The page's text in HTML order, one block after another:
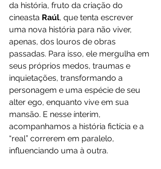
da história, fruto da criação do
cineasta Raúl, que tenta escrever
uma nova história para não viver,
apenas, dos louros de obras
passadas. Para isso, ele mergulha em
seus próprios medos, traumas e
inquietações, transformando a
personagem e uma espécie de seu
alter ego, enquanto vive em sua
mansão. E nesse ínterim,
acompanhamos a história fictícia e a
“real” correrem em paralelo,
influenciando uma à outra.